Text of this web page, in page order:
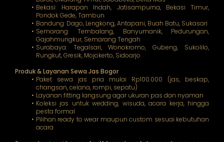
Bekasi: Harapan Indah, Jatisampurna, Bekasi Timur,
Pondok Gede, Tambun
Bandung: Dago, Lengkong, Antapani, Buah Batu, Sukasari
Semarang: Tembalang, Banyumanik, Pedurungan,
Gajahmungkur, Semarang Tengah
Surabaya: Tegalsari, Wonokromo, Gubeng, Sukolilo,
Rungkut, Gresik, Mojokerto, Sidoarjo
Produk & Layanan Sewa Jas Bogor
Paket sewa jas pria mulai Rp100.000 (jas, beskap,
changsan, celana, rompi, sepatu)
Layanan fitting langsung agar ukuran pas dan nyaman
Koleksi jas untuk wedding, wisuda, acara kerja, hingga
pesta formal
Pilihan ready to wear maupun custom sesuai kebutuhan
acara